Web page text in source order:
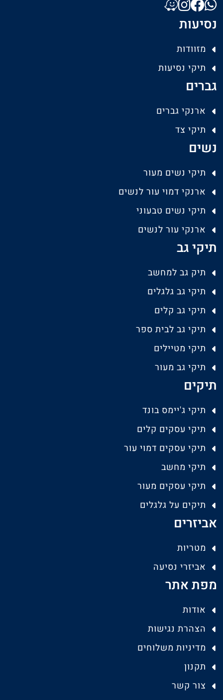
נסיעות
מזוודות
תיקי נסיעות
גברים
ארנקי גברים
תיקי צד
נשים
תיקי נשים מעור
ארנקי דמוי עור לנשים
תיקי נשים טבעוני
ארנקי עור לנשים
תיקי גב
תיק גב למחשב
תיקי גב גלגלים
תיקי גב קלים
תיקי גב לבית ספר
תיקי מטיילים
תיקי גב מעור
תיקים
תיקי ג'יימס בונד
תיקי עסקים קלים
תיקי עסקים דמוי עור
תיקי מחשב
תיקי עסקים מעור
תיקים על גלגלים
אביזרים
מטריות
אביזרי נסיעה
מפת אתר
אודות
הצהרת נגישות
מדיניות משלוחים
תקנון
צור קשר